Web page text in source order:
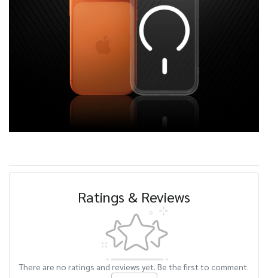
Ratings & Reviews
There are no ratings and reviews yet. Be the first to comment.